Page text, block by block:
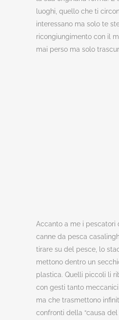
luoghi, quello che ti
interessano ma solo te
ricongiungimento con il
mai perso ma solo
Accanto a me i pescatori
canne da pesca
tirare su del pesce, lo
mettono dentro un
plastica. Quelli piccoli li
con gesti tanto
ma che trasmettono
confronti della “causa del